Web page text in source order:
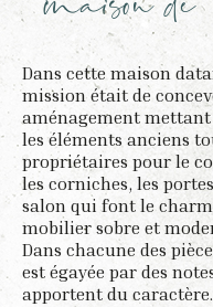
Dans cette maison
mission était de
aménagement
les éléments anciens
propriétaires pour le
les corniches, les
salon qui font le
mobilier sobre et
Dans chacune des
est égayée par des
apportent du caractère.